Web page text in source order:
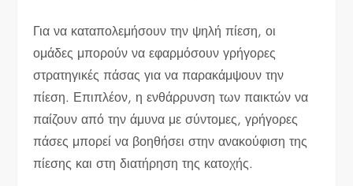
Για να καταπολεμήσουν την ψηλή πίεση, οι
ομάδες μπορούν να εφαρμόσουν γρήγορες
στρατηγικές πάσας για να παρακάμψουν την
πίεση. Επιπλέον, η ενθάρρυνση των παικτών να
παίζουν από την άμυνα με σύντομες, γρήγορες
πάσες μπορεί να βοηθήσει στην ανακούφιση της
πίεσης και στη διατήρηση της κατοχής.